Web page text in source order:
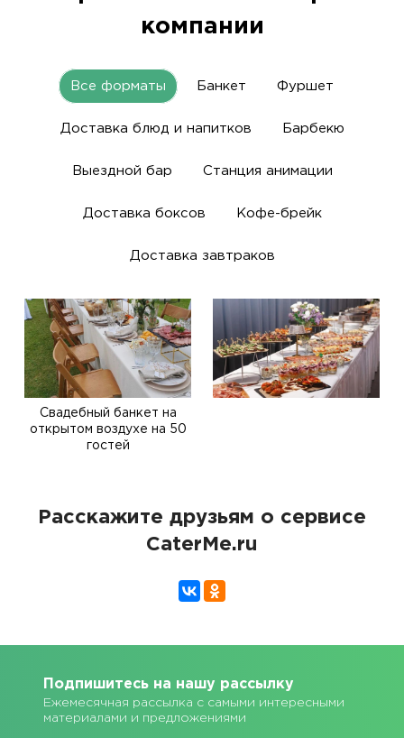
компании
Все форматы Банкет Фуршет
Доставка блюд и напитков Барбекю
Выездной бар Станция анимации
Доставка боксов Кофе-брейк
Доставка завтраков
Свадебный банкет на
открытом воздухе на 50
гостей
Расскажите друзьям о сервисе
CaterMe.ru
Подпишитесь на нашу рассылку
Ежемесячная рассылка с самыми интересными
материалами и предложениями